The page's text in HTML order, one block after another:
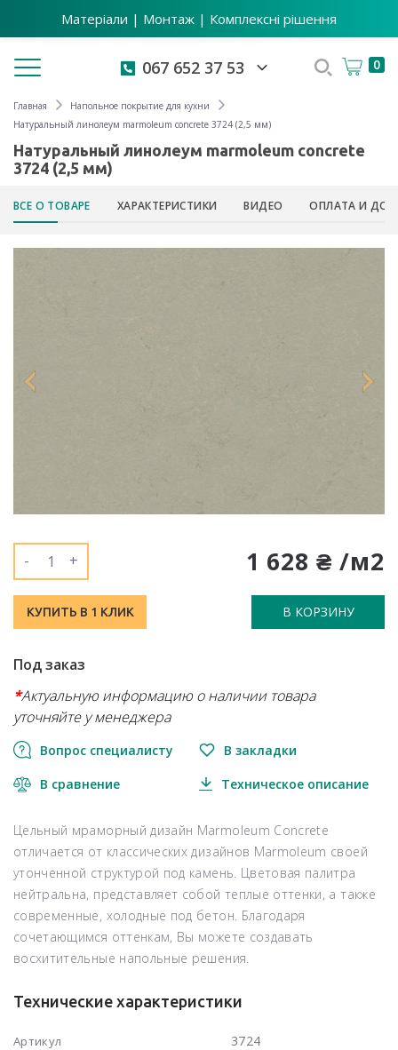
Матеріали | Монтаж | Комплексні рішення
Toggle navigation 067 652 37 53 0
Главная
Напольное покрытие для кухни
Натуральный линолеум marmoleum concrete 3724 (2,5 мм)
Натуральный линолеум marmoleum concrete
3724 (2,5 мм)
ВСЕ О ТОВАРЕ ХАРАКТЕРИСТИКИ ВИДЕО ОПЛАТА И
1 628 ₴ /м2
- +
КУПИТЬ В 1 КЛИК В КОРЗИНУ
Под заказ
*Актуальную информацию о наличии товара
уточняйте у менеджера
Вопрос специалисту В закладки
В сравнение Техническое описание
Цельный мраморный дизайн Marmoleum Concrete
отличается от классических дизайнов Marmoleum своей
утонченной структурой под камень. Цветовая палитра
нейтральна, представляет собой теплые оттенки, а также
современные, холодные под бетон. Благодаря
сочетающимся оттенкам, Вы можете создавать
восхитительные напольные решения.
Технические характеристики
Артикул 3724